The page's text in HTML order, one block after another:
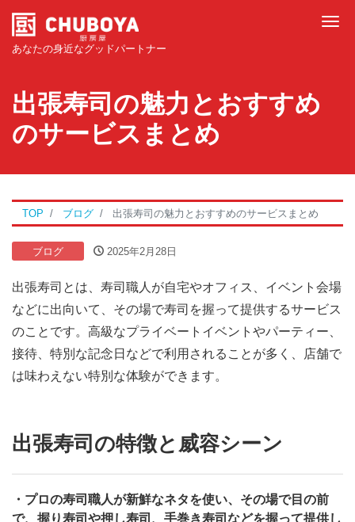
あなたの身近なグッドパートナー
出張寿司の魅力とおすすめ
のサービスまとめ
TOP ブログ 出張寿司の魅力とおすすめのサービスまとめ
ブログ 2025年2月28日
出張寿司とは、寿司職人が自宅やオフィス、イベント会場
などに出向いて、その場で寿司を握って提供するサービス
のことです。高級なプライベートイベントやパーティー、
接待、特別な記念日などで利用されることが多く、店舗で
は味わえない特別な体験ができます。
出張寿司の特徴と威容シーン
・プロの寿司職人が新鮮なネタを使い、その場で目の前
で、握り寿司や押し寿司、手巻き寿司などを握って提供し